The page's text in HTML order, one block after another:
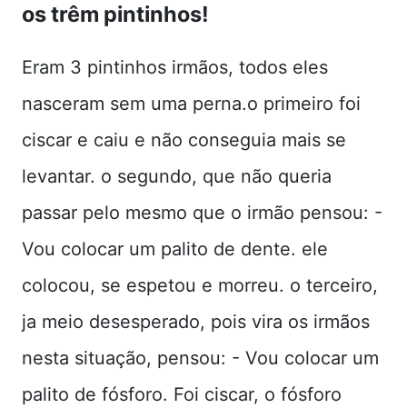
os trêm pintinhos!
Eram 3 pintinhos irmãos, todos eles
nasceram sem uma perna.o primeiro foi
ciscar e caiu e não conseguia mais se
levantar. o segundo, que não queria
passar pelo mesmo que o irmão pensou: -
Vou colocar um palito de dente. ele
colocou, se espetou e morreu. o terceiro,
ja meio desesperado, pois vira os irmãos
nesta situação, pensou: - Vou colocar um
palito de fósforo. Foi ciscar, o fósforo